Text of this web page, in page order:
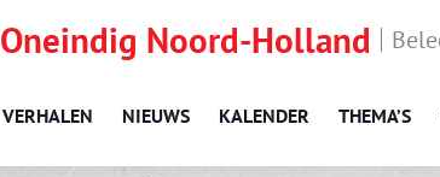
Oneindig Noord-Holland
VERHALEN NIEUWS KALENDER THEMA’S